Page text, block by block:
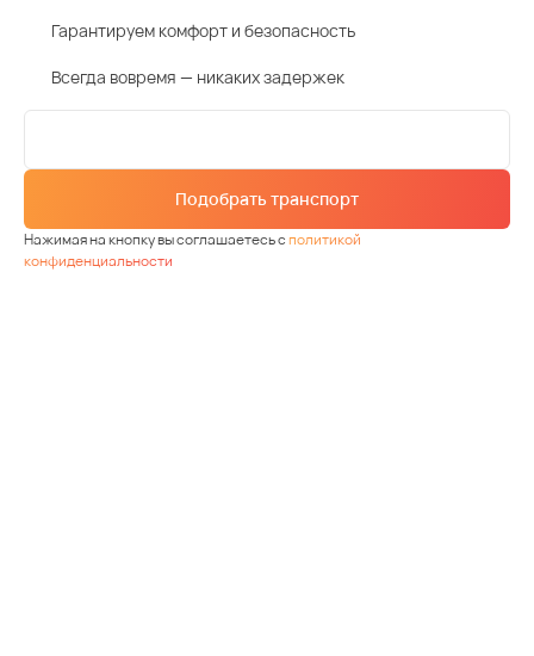
Гарантируем комфорт и безопасность
Всегда вовремя — никаких задержек
Подобрать транспорт
Нажимая на кнопку вы соглашаетесь сполитикой
конфиденциальности